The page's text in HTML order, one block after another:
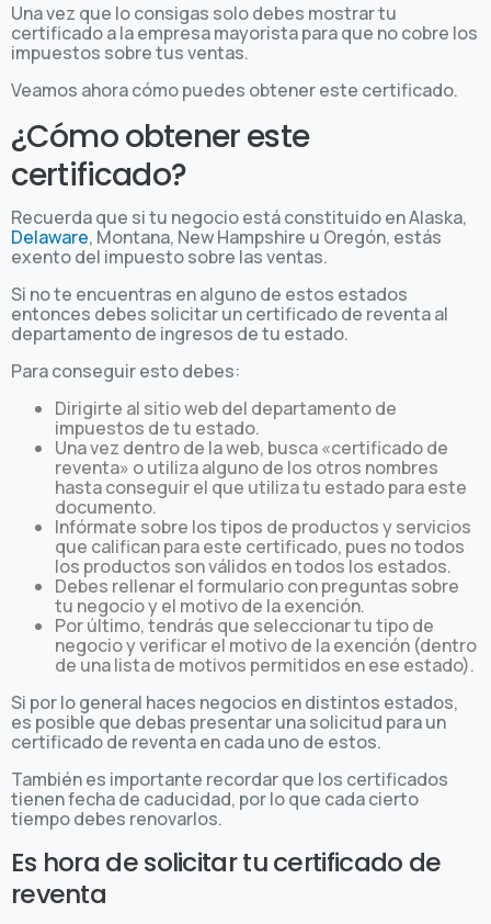
Una vez que lo consigas solo debes mostrar tu
certificado a la empresa mayorista para que no cobre los
impuestos sobre tus ventas.
Veamos ahora cómo puedes obtener este certificado.
¿Cómo obtener este
certificado?
Recuerda que si tu negocio está constituido en Alaska,
Delaware, Montana, New Hampshire u Oregón, estás
exento del impuesto sobre las ventas.
Si no te encuentras en alguno de estos estados
entonces debes solicitar un certificado de reventa al
departamento de ingresos de tu estado.
Para conseguir esto debes:
Dirigirte al sitio web del departamento de
impuestos de tu estado.
Una vez dentro de la web, busca «certificado de
reventa» o utiliza alguno de los otros nombres
hasta conseguir el que utiliza tu estado para este
documento.
Infórmate sobre los tipos de productos y servicios
que califican para este certificado, pues no todos
los productos son válidos en todos los estados.
Debes rellenar el formulario con preguntas sobre
tu negocio y el motivo de la exención.
Por último, tendrás que seleccionar tu tipo de
negocio y verificar el motivo de la exención (dentro
de una lista de motivos permitidos en ese estado).
Si por lo general haces negocios en distintos estados,
es posible que debas presentar una solicitud para un
certificado de reventa en cada uno de estos.
También es importante recordar que los certificados
tienen fecha de caducidad, por lo que cada cierto
tiempo debes renovarlos.
Es hora de solicitar tu certificado de
reventa